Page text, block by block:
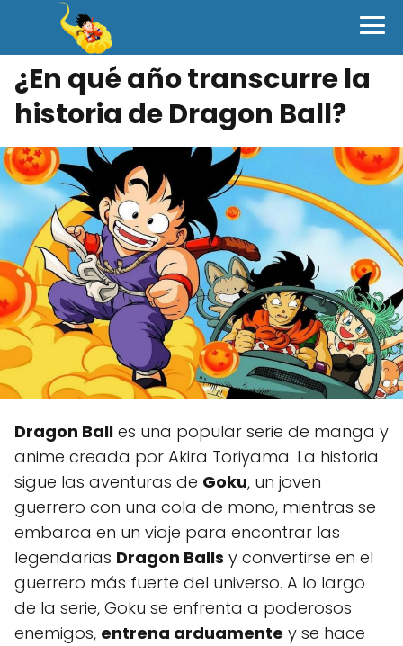
¿En qué año transcurre la
historia de Dragon Ball?
Dragon Ball es una popular serie de manga y
anime creada por Akira Toriyama. La historia
sigue las aventuras de Goku, un joven
guerrero con una cola de mono, mientras se
embarca en un viaje para encontrar las
legendarias Dragon Balls y convertirse en el
guerrero más fuerte del universo. A lo largo
de la serie, Goku se enfrenta a poderosos
enemigos, entrena arduamente y se hace